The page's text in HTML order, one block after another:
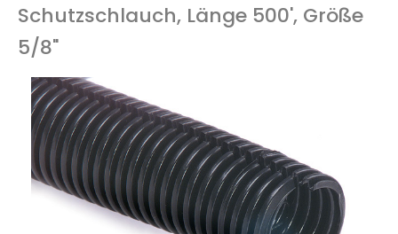
Schutzschlauch, Länge 500', Größe
5/8"